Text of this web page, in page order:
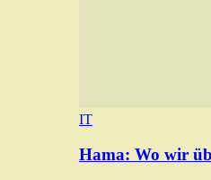
IT
Hama: Wo wir